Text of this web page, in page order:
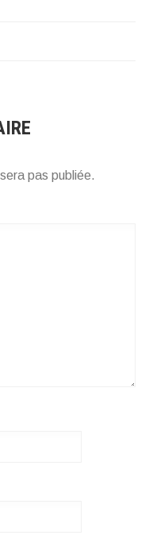
pas publiée.